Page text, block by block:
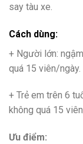
say tàu xe.
Cách dùng:
+ Người lớn:
quá 15 viên/ngày.
+ Trẻ em trên 6
không quá 15
Ưu điểm: